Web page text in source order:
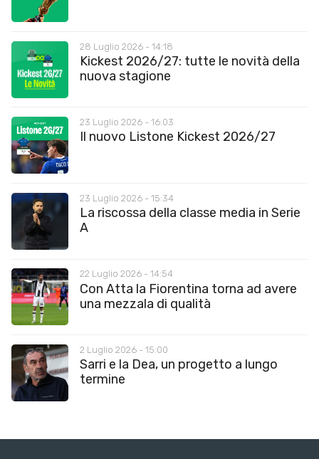
28 Luglio 2026 - 14:18
Kickest 2026/27: tutte le novità della
nuova stagione
23 Luglio 2026 - 16:03
Il nuovo Listone Kickest 2026/27
23 Luglio 2026 - 15:34
La riscossa della classe media in Serie
A
22 Luglio 2026 - 14:54
Con Atta la Fiorentina torna ad avere
una mezzala di qualità
2 Luglio 2026 - 15:00
Sarri e la Dea, un progetto a lungo
termine